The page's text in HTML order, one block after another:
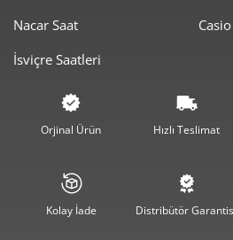
Kombinlenir?
temsilcisidir.
Retro-Modern Şıklık:
Boğazlı
kadife pantolonlarla birleştiğinde,
stilini günümüze taşır.
elbiselerle tam bir uyum
şıklığında da odak noktası olur.
Arşiv serisinin
Nacar Saat
İsviçre Saatleri
Orjinal Ürün Hızlı Teslimat
Kolay İade Distribütör